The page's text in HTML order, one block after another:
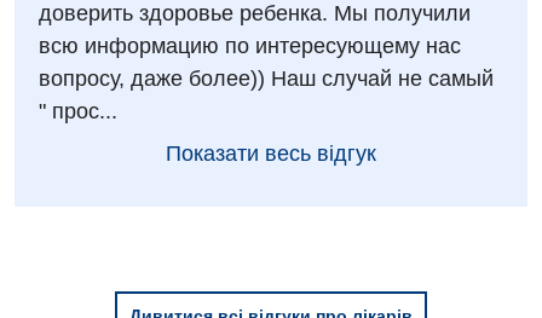
Відділення невідкладних станів
Гастроентерологія
Гінекологічне відділення
Денний стаціонар
Ендокринологія
доверить здоровье ребенка. Мы получили
всю информацию по интересующему нас
вопросу, даже более)) Наш случай не самый
" прос...
Показати весь відгук